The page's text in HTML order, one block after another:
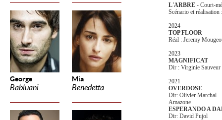
George
Babluani
Mia
Benedetta
L'ARBRE - Court-
Scénario et
2024
TOP FLOOR
Réal : Jeremy
2023
MAGNIFICAT
Dir : Virginie Sauveur
2021
OVERDOSE
Dir: Olivier Marchal
Amazone
ESPERANDO A
Dir: David Pujol